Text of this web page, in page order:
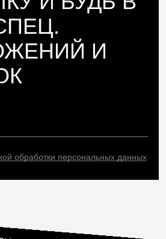
И
обработки персональных данных